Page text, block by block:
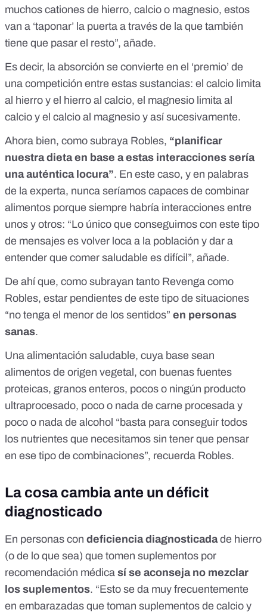
muchos cationes de hierro, calcio o magnesio, estos
van a ‘taponar’ la puerta a través de la que también
tiene que pasar el resto”, añade.
Es decir, la absorción se convierte en el ‘premio’ de
una competición entre estas sustancias: el calcio limita
al hierro y el hierro al calcio, el magnesio limita al
calcio y el calcio al magnesio y así sucesivamente.
Ahora bien, como subraya Robles, “planificar
nuestra dieta en base a estas interacciones sería
una auténtica locura”. En este caso, y en palabras
de la experta, nunca seríamos capaces de combinar
alimentos porque siempre habría interacciones entre
unos y otros: “Lo único que conseguimos con este tipo
de mensajes es volver loca a la población y dar a
entender que comer saludable es difícil”, añade.
De ahí que, como subrayan tanto Revenga como
Robles, estar pendientes de este tipo de situaciones
“no tenga el menor de los sentidos” en personas
sanas.
Una alimentación saludable, cuya base sean
alimentos de origen vegetal, con buenas fuentes
proteicas, granos enteros, pocos o ningún producto
ultraprocesado, poco o nada de carne procesada y
poco o nada de alcohol “basta para conseguir todos
los nutrientes que necesitamos sin tener que pensar
en ese tipo de combinaciones”, recuerda Robles.
La cosa cambia ante un déficit
diagnosticado
En personas con deficiencia diagnosticadade hierro
(o de lo que sea) que tomen suplementos por
recomendación médica sí se aconseja no mezclar
los suplementos. “Esto se da muy frecuentemente
en embarazadas que toman suplementos de calcio y